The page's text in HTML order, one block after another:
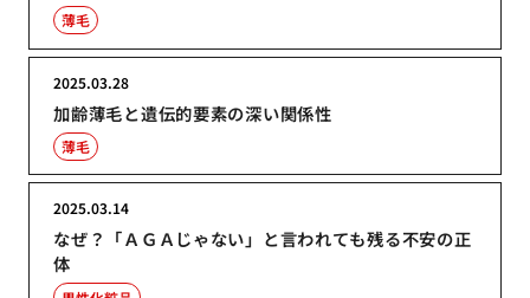
薄毛
加齢薄毛と遺伝的要素の深い関係性
2025.03.28
薄毛
なぜ？「ＡＧＡじゃない」と言われても残る不安の正
体
2025.03.14